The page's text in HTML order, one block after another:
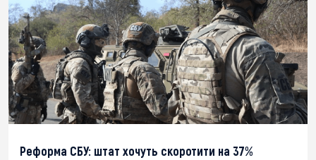
Реформа СБУ: штат хочуть скоротити на 37%